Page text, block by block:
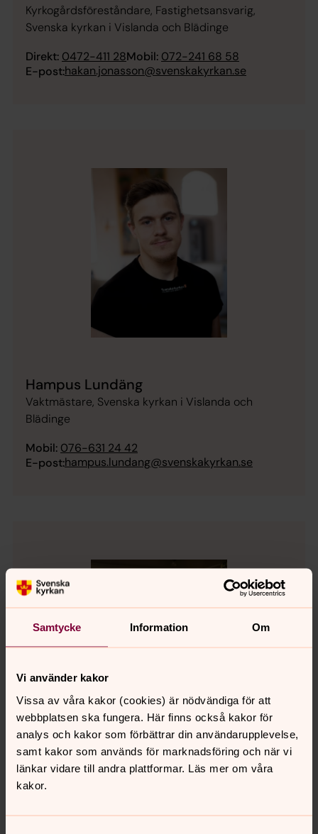
Samtycke Information Om
Vi använder kakor
Vissa av våra kakor (cookies) är nödvändiga för att
webbplatsen ska fungera. Här finns också kakor för
analys och kakor som förbättrar din användarupplevelse,
samt kakor som används för marknadsföring och när vi
länkar vidare till andra plattformar. Läs mer om våra
kakor.
Kyrkogårdsföreståndare, Fastighetsansvarig,
Svenska kyrkan i Vislanda och Blädinge
Direkt: 0472-411 28Mobil: 072-241 68 58
E-post:hakan.jonasson@svenskakyrkan.se
Hampus Lundäng
Vaktmästare, Svenska kyrkan i Vislanda och
Blädinge
Mobil: 076-631 24 42
E-post:hampus.lundang@svenskakyrkan.se
Isabell Petersson
Vaktmästare, Svenska kyrkan i Vislanda och
Blädinge